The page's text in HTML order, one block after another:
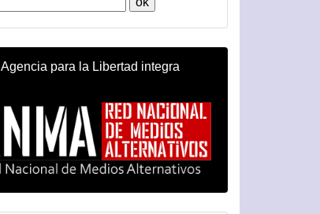
Agencia para la Libertad integra